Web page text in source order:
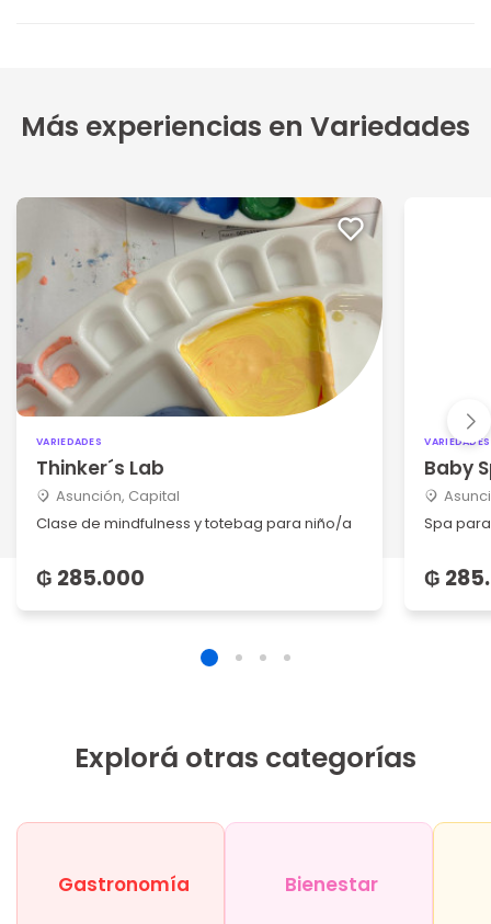
Más experiencias en Variedades
VARIEDADES
Thinker´s Lab
Asunción, Capital
Clase de mindfulness y totebag para niño/a
₲ 285.000
VARIEDADES
Baby
Spa
₲
Explorá otras categorías
Gastronomía Bienestar